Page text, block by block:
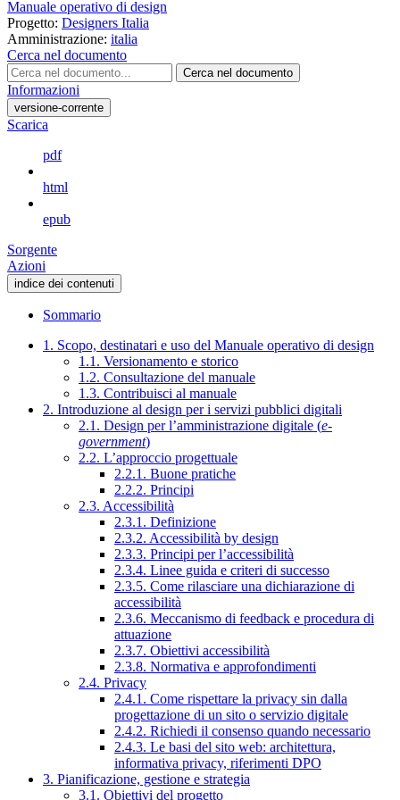
Manuale operativo di design
Progetto: Designers Italia
Amministrazione: italia
Cerca nel documento
Cerca nel documento
Informazioni
versione-corrente
Scarica
pdf
html
epub
Sorgente
Azioni
indice dei contenuti
Sommario
1. Scopo, destinatari e uso del Manuale operativo di design
1.1. Versionamento e storico
1.2. Consultazione del manuale
1.3. Contribuisci al manuale
2. Introduzione al design per i servizi pubblici digitali
2.1. Design per l’amministrazione digitale (e-
government)
2.2. L’approccio progettuale
2.2.1. Buone pratiche
2.2.2. Principi
2.3. Accessibilità
2.3.1. Definizione
2.3.2. Accessibilità by design
2.3.3. Principi per l’accessibilità
2.3.4. Linee guida e criteri di successo
2.3.5. Come rilasciare una dichiarazione di
accessibilità
2.3.6. Meccanismo di feedback e procedura di
attuazione
2.3.7. Obiettivi accessibilità
2.3.8. Normativa e approfondimenti
2.4. Privacy
2.4.1. Come rispettare la privacy sin dalla
progettazione di un sito o servizio digitale
2.4.2. Richiedi il consenso quando necessario
2.4.3. Le basi del sito web: architettura,
informativa privacy, riferimenti DPO
3. Pianificazione, gestione e strategia
3.1. Obiettivi del progetto